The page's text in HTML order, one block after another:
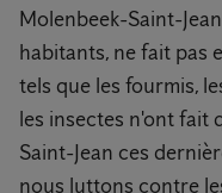
Molenbeek-Saint-
habitants, ne fait pas
tels que les fourmis,
les insectes n'ont fait
Saint-Jean ces
nous luttons contre